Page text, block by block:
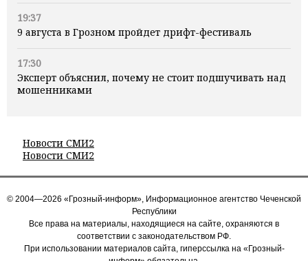
19:37
9 августа в Грозном пройдет дрифт-фестиваль
17:30
Эксперт объяснил, почему не стоит подшучивать над
мошенниками
Новости СМИ2
Новости СМИ2
© 2004—2026 «Грозный-информ», Информационное агентство Чеченской
Республики
Все права на материалы, находящиеся на сайте, охраняются в
соответствии с законодательством РФ.
При использовании материалов сайта, гиперссылка на «Грозный-